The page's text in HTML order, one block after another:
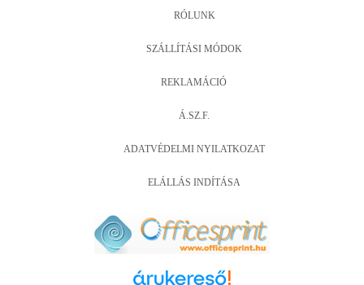
RÓLUNK
SZÁLLÍTÁSI MÓDOK
REKLAMÁCIÓ
Á.SZ.F.
ADATVÉDELMI NYILATKOZAT
ELÁLLÁS INDÍTÁSA